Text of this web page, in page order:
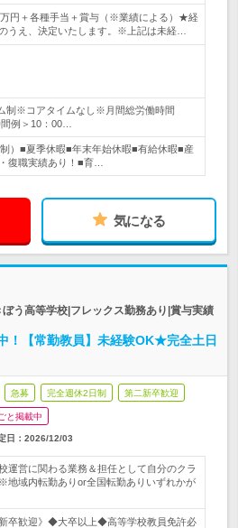
万円＋各種手当＋賞与（※業績による）★経
うえ、決定いたします。※上記は未経…
制※コアタイムなし※月間総労働時間
例＞10：00…
）■夏季休暇■年末年始休暇■有給休暇■産
職実績あり！■育…
気になる
う高等学校|フレックス勤務あり|賞与実績
！【常勤教員】未経験OK★完全土日
急募 完全週休2日制 第二新卒歓迎
と掲載中
日： 2026/12/03
運営に関わる業務＆担任として自分のクラ
地域内転勤ありor全国転勤ありいずれかが
新卒歓迎》◆大卒以上◆高等学校教員免許必